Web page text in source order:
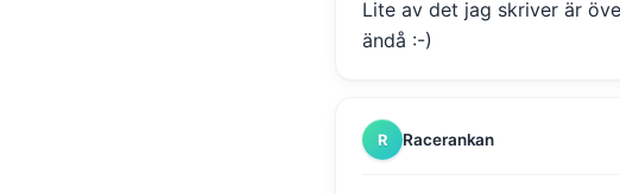
Lite av det jag skriver är
ändå :-)
R Racerankan